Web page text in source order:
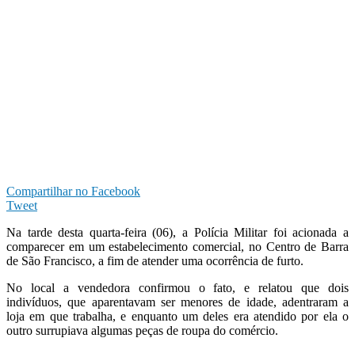
Compartilhar no Facebook
Tweet
Na tarde desta quarta-feira (06), a Polícia Militar foi acionada a
comparecer em um estabelecimento comercial, no Centro de Barra
de São Francisco, a fim de atender uma ocorrência de furto.
No local a vendedora confirmou o fato, e relatou que dois
indivíduos, que aparentavam ser menores de idade, adentraram a
loja em que trabalha, e enquanto um deles era atendido por ela o
outro surrupiava algumas peças de roupa do comércio.